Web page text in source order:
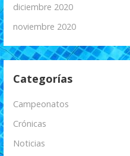
diciembre 2020
noviembre 2020
Categorías
Campeonatos
Crónicas
Noticias